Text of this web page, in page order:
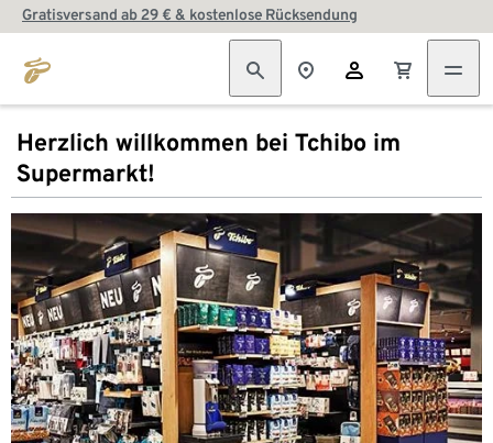
Gratisversand ab 29 € & kostenlose Rücksendung
Herzlich willkommen bei Tchibo im
Supermarkt!